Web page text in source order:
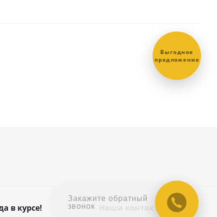
в курсе! Наши контакты
Выгодное
предложение
Закажите обратный
звонок